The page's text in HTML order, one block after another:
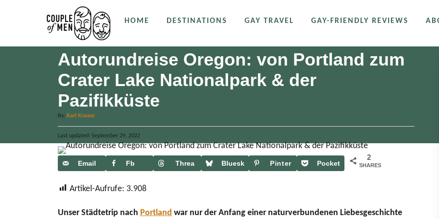
HOME DESTINATIONS GAY TRAVEL GAY-FRIENDLY REVIEWS
Autorundreise Oregon: von Portland zum
Crater Lake Nationalpark & der
Pazifikküste
By: A
u
t
h
o
r
Karl Krause
P
o
s
e
o
Last updated: September 29, 2022
2
SHARES
Email Fb
Threa
Bluesk
Pinter
Pocket
Artikel-Aufrufe: 3.908
Unser Städtetrip nach Portland war nur der Anfang einer naturverbundenen Liebesgeschichte